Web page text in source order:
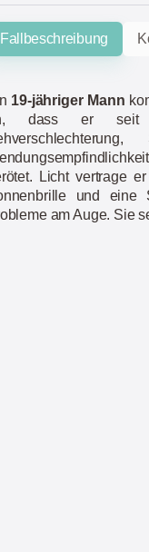
Fallbeschreibung
19-jähriger Mann
dass er seit
Licht vertrage
und eine
am Auge. Sie